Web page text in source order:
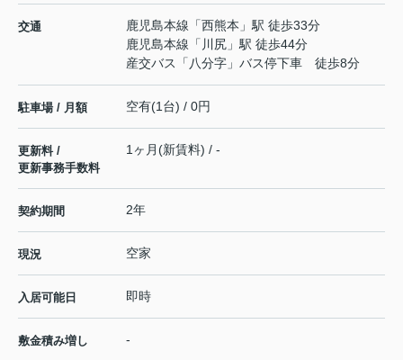
交通 鹿児島本線 「西熊本 」駅 徒歩33分
鹿児島本線 「 川尻 」駅 徒歩44分
産交バス「八分字」バス停下車 徒歩8分
駐車場 / 月額 空有(1台) / 0円
更新料 /
更新事務手数料
1ヶ月(新賃料) / -
契約期間 2年
現況 空家
入居可能日 即時
敷金積み増し -